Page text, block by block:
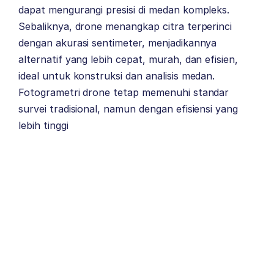
dapat mengurangi presisi di medan kompleks.
Sebaliknya, drone menangkap citra terperinci
dengan akurasi sentimeter, menjadikannya
alternatif yang lebih cepat, murah, dan efisien,
ideal untuk konstruksi dan analisis medan.
Fotogrametri drone tetap memenuhi standar
survei tradisional, namun dengan efisiensi yang
lebih tinggi